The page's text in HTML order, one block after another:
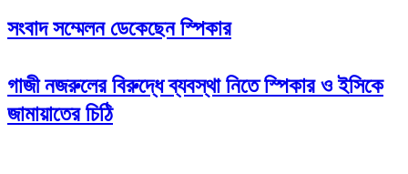
সংবাদ সম্মেলন ডেকেছেন স্পিকার
গাজী নজরুলের বিরুদ্ধে ব্যবস্থা নিতে স্পিকার ও ইসিকে
জামায়াতের চিঠি